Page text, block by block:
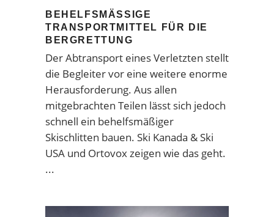
BEHELFSMÄSSIGE T
RANSPORTMITTEL FÜR DIE B
ERGRETTUNG
Der Abtransport eines Verletzten stellt
die Begleiter vor eine weitere enorme
Herausforderung. Aus allen
mitgebrachten Teilen lässt sich jedoch
schnell ein behelfsmäßiger
Skischlitten bauen. Ski Kanada & Ski
USA und Ortovox zeigen wie das geht.